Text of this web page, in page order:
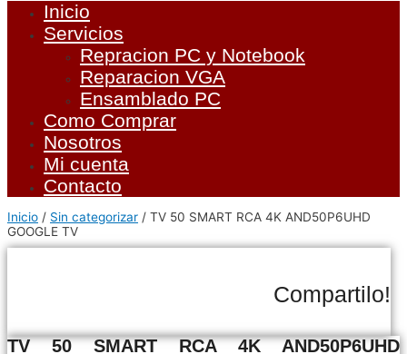
Inicio
Servicios
Repracion PC y Notebook
Reparacion VGA
Ensamblado PC
Como Comprar
Nosotros
Mi cuenta
Contacto
Inicio / Sin categorizar / TV 50 SMART RCA 4K AND50P6UHD
GOOGLE TV
Compartilo!
TV 50 SMART RCA 4K AND50P6UHD